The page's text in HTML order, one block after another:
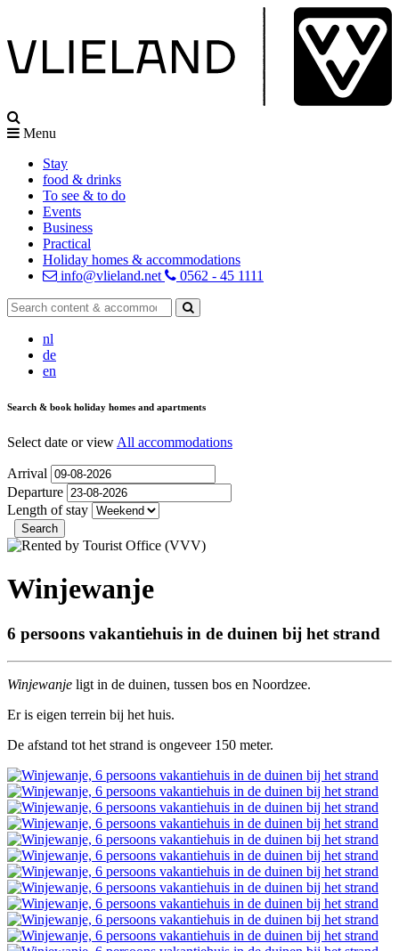
Menu
Stay
food & drinks
To see & to do
Events
Business
Practical
Holiday homes & accommodations
info@vlieland.net
0562 - 45 1111
nl
de
en
Search & book holiday homes and apartments
Select date or view All accommodations
Arrival
Departure
Length of stay
Winjewanje
6 persoons vakantiehuis in de duinen bij het strand
Winjewanje ligt in de duinen, tussen bos en Noordzee.
Er is eigen terrein bij het huis.
De afstand tot het strand is ongeveer 150 meter.